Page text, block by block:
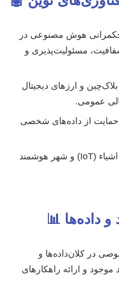
هوش مصنوعی در
مسئولیت‌پذیری و
و ارزهای دیجیتال
عمومی.
حمایت از داده‌های شخصی
تنظیم‌گری حقوقی اینترنت اشیاء (IoT) و شهر هوشمند
داده‌ها 📊
در کلان‌داده‌ها و
و ارائه راهکارهای